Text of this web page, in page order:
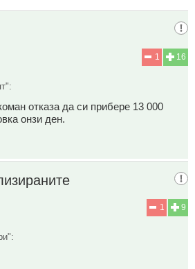
16
1
отказа да си прибере 13 000
онзи ден.
9
1